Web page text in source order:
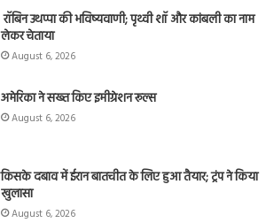
रॉबिन उथप्पा की भविष्यवाणी; पृथ्वी शॉ और कांबली का नाम
लेकर चेताया
August 6, 2026
अमेरिका ने सख्त किए इमीग्रेशन रूल्स
August 6, 2026
किसके दबाव में ईरान बातचीत के लिए हुआ तैयार; ट्रंप ने किया
खुलासा
August 6, 2026